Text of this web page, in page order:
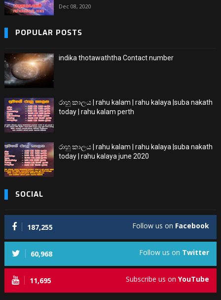
Dec 08, 2020
POPULAR POSTS
indika thotawaththa Contact number
රාහු කාලය | rahu kalam | rahu kalaya |suba nakath
today | rahu kalam perth
රාහු කාලය | rahu kalam | rahu kalaya |suba nakath
today | rahu kalaya june 2020
SOCIAL
187,255 Follow us on Facebook
60,968 Follow us on Twitter
11,695 Subscribe us onYouTube